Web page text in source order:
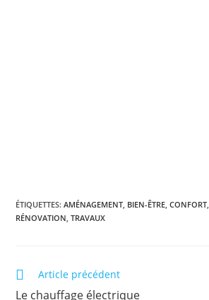
ÉTIQUETTES:AMÉNAGEMENT, BIEN-ÊTRE, CONFORT,
RÉNOVATION, TRAVAUX
Article précédent
Le chauffage électrique